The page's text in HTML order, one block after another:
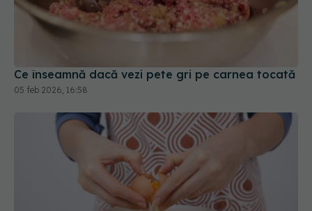
Ce înseamnă dacă vezi pete gri pe carnea tocată
05 feb 2026, 16:58